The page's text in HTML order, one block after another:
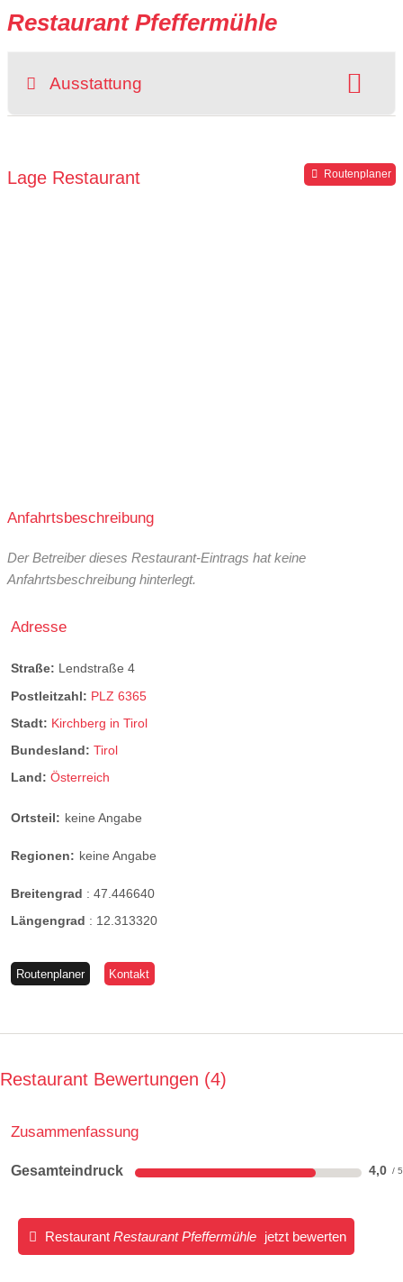
Restaurant Pfeffermühle
Ausstattung
Lage Restaurant Routenplaner
Anfahrtsbeschreibung
Der Betreiber dieses Restaurant-Eintrags hat keine
Anfahrtsbeschreibung hinterlegt.
Adresse
Straße: Lendstraße 4
Postleitzahl: PLZ 6365
Stadt: Kirchberg in Tirol
Bundesland: Tirol
Land: Österreich
Ortsteil: keine Angabe
Regionen: keine Angabe
Breitengrad : 47.446640
Längengrad : 12.313320
Routenplaner Kontakt
Restaurant Bewertungen 4
Zusammenfassung
Gesamteindruck 4,0
Restaurant Restaurant Pfeffermühle jetzt bewerten